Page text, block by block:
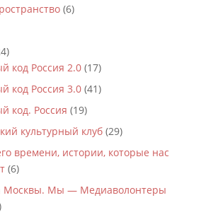
(6)
код Россия 2.0(17)
код Россия 3.0(41)
код. Россия (19)
культурный клуб(29)
времени, истории, которые нас
(6)
Москвы. Мы — Медиаволонтеры